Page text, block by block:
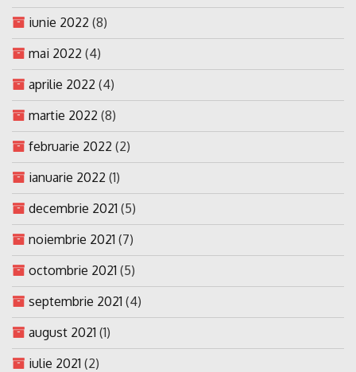
iunie 2022 (8)
mai 2022 (4)
aprilie 2022 (4)
martie 2022 (8)
februarie 2022 (2)
ianuarie 2022 (1)
decembrie 2021 (5)
noiembrie 2021 (7)
octombrie 2021 (5)
septembrie 2021 (4)
august 2021 (1)
iulie 2021 (2)